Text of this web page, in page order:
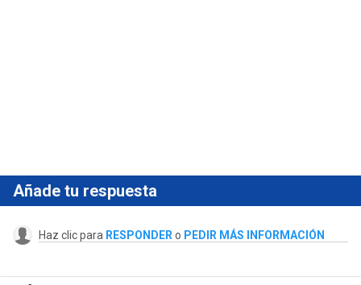
Añade tu respuesta
Haz clic para RESPONDER o PEDIR MÁS INFORMACIÓN